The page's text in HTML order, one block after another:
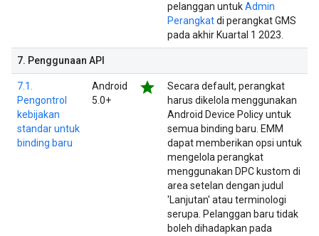
pelanggan untukAdmin
Perangkatdi perangkat GMS
pada akhir Kuartal 1 2023.
7. Penggunaan API
7.1.
Pengontrol
kebijakan
standar untuk
binding baru
Android
5.0+
star
Secara default, perangkat
harus dikelola menggunakan
Android Device Policy untuk
semua binding baru. EMM
dapat memberikan opsi untuk
mengelola perangkat
menggunakan DPC kustom di
area setelan dengan judul
'Lanjutan' atau terminologi
serupa. Pelanggan baru tidak
boleh dihadapkan pada